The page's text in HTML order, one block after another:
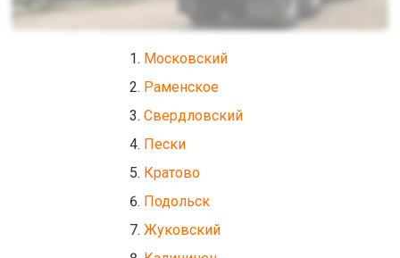
Московский
Раменское
Свердловский
Пески
Кратово
Подольск
Жуковский